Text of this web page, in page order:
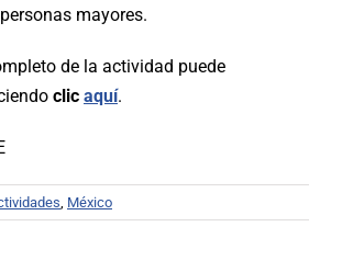
mayores.
de la actividad puede
clic aquí.
México